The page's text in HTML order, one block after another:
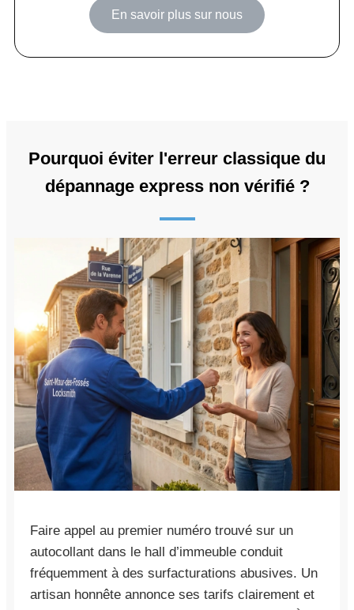
En savoir plus sur nous
Pourquoi éviter l'erreur classique du
dépannage express non vérifié ?
Faire appel au premier numéro trouvé sur un
autocollant dans le hall d’immeuble conduit
fréquemment à des surfacturations abusives. Un
artisan honnête annonce ses tarifs clairement et